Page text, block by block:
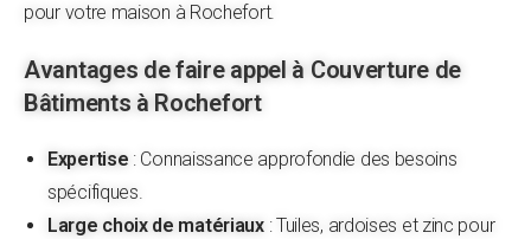
pour votre maison à Rochefort.
Avantages de faire appel à Couverture de
Bâtiments à Rochefort
Expertise : Connaissance approfondie des besoins
spécifiques.
Large choix de matériaux: Tuiles, ardoises et zinc pour